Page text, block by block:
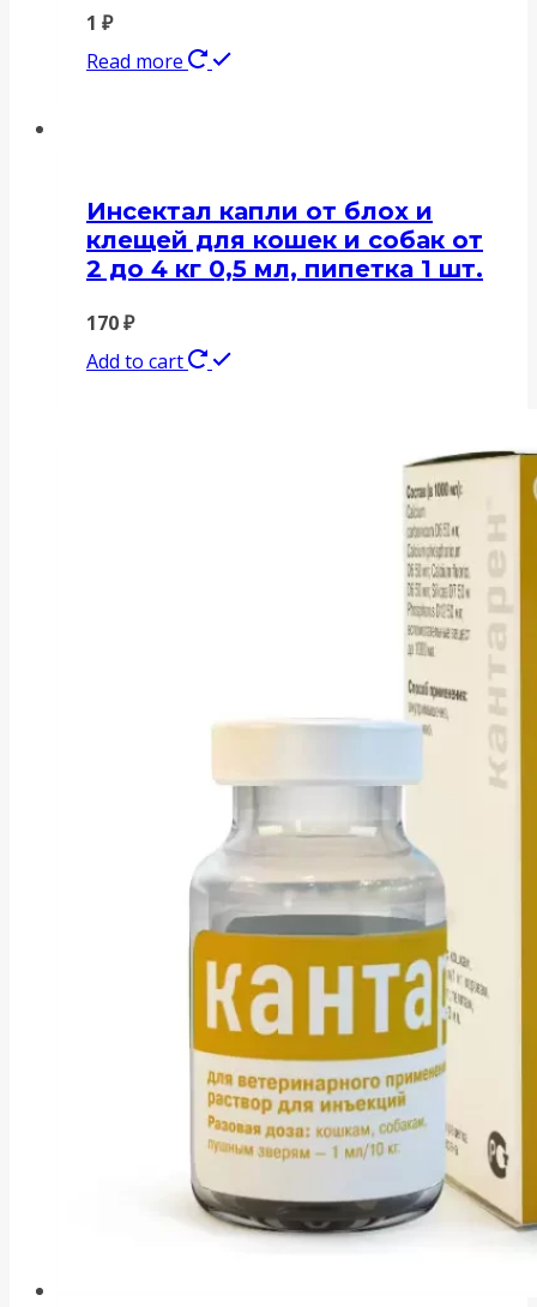
1 ₽
Read more
Инсектал капли от блох и
клещей для кошек и собак от
2 до 4 кг 0,5 мл, пипетка 1 шт.
170₽
Add to cart